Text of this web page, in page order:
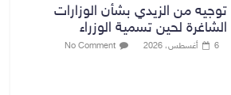
توجيه من الزيدي بشأن الوزارات
الشاغرة لحين تسمية الوزراء
6 أغسطس، 2026 No Comment